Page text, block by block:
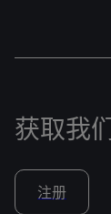
获取我
注册